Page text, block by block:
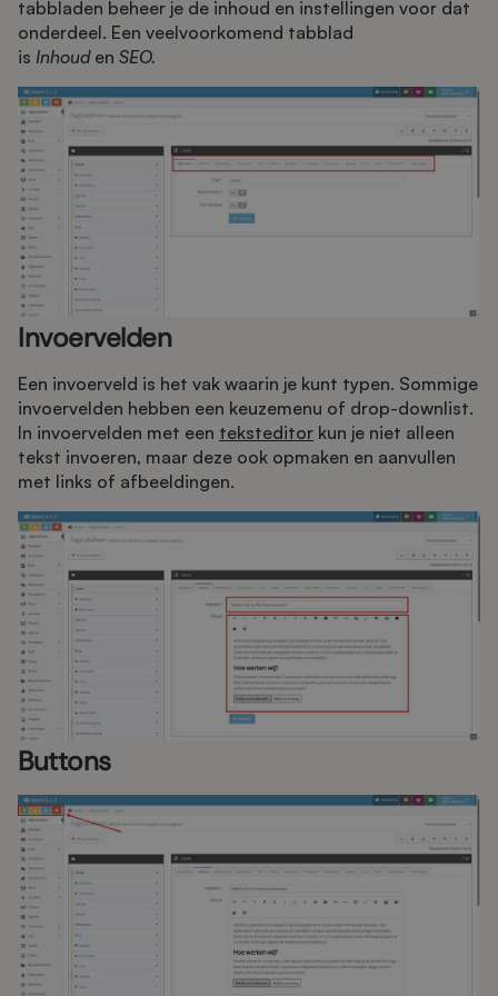
tabbladen beheer je de inhoud en instellingen voor dat
onderdeel. Een veelvoorkomend tabblad
is Inhouden SEO.
Invoervelden
Een invoerveld is het vak waarin je kunt typen. Sommige
invoervelden hebben een keuzemenu of drop-downlist.
In invoervelden met een teksteditor kun je niet alleen
tekst invoeren, maar deze ook opmaken en aanvullen
met links of afbeeldingen.
Buttons